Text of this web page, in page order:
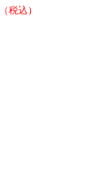
（税込）